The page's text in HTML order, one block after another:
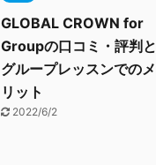
GLOBAL CROWN for
Groupの口コミ・評判と
グループレッスンでのメ
リット
2022/6/2